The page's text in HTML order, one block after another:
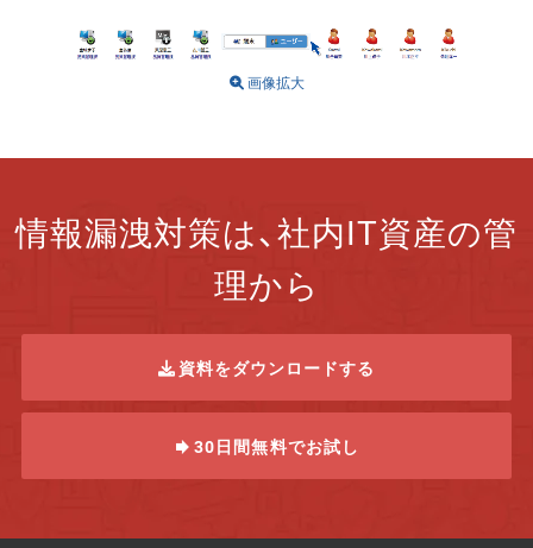
画像拡大
情報漏洩対策は、社内IT資産の管
理から
資料をダウンロードする
30日間無料でお試し